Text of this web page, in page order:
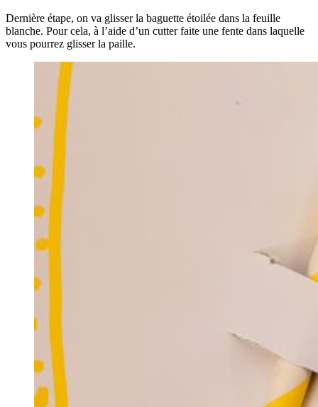
Dernière étape, on va glisser la baguette étoilée dans la feuille
blanche. Pour cela, à l’aide d’un cutter faite une fente dans laquelle
vous pourrez glisser la paille.